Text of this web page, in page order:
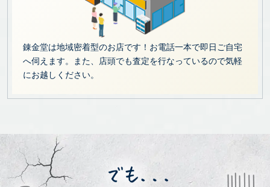
錬金堂は地域密着型のお店です！お電話一本で即日ご自宅
へ伺えます。また、店頭でも査定を行なっているので気軽
にお越しください。